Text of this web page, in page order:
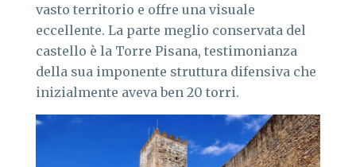
vasto territorio e offre una visuale
eccellente. La parte meglio conservata del
castello è la Torre Pisana, testimonianza
della sua imponente struttura difensiva che
inizialmente aveva ben 20 torri.